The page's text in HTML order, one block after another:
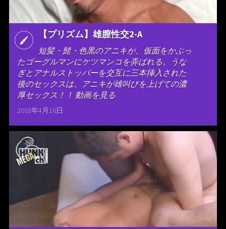
【プリズム】雄膣性交2-A
短髪・髭・色黒のアニキが、仮面をかぶっ
たゴーグルマンにケツマンコを弄ばれる。うな
ぎとアナルストッパーを交互に三本挿入された
後のセックスは、アニキが雄叫びを上げての濃
厚セックス！！ 動画を見る
2018年4月16日